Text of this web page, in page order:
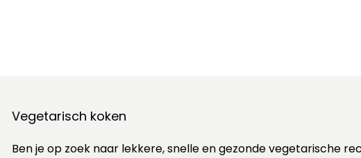
Vegetarisch koken
Ben je op zoek naar lekkere, snelle en gezonde vegetarische